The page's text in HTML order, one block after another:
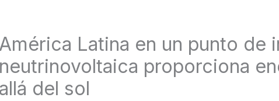
América Latina en un punto de
neutrinovoltaica proporciona
allá del sol